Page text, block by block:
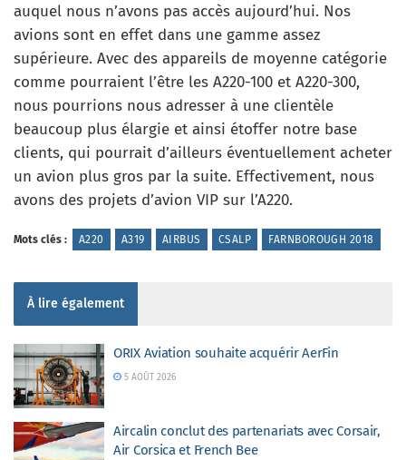
auquel nous n’avons pas accès aujourd’hui. Nos
avions sont en effet dans une gamme assez
supérieure. Avec des appareils de moyenne catégorie
comme pourraient l’être les A220-100 et A220-300,
nous pourrions nous adresser à une clientèle
beaucoup plus élargie et ainsi étoffer notre base
clients, qui pourrait d’ailleurs éventuellement acheter
un avion plus gros par la suite. Effectivement, nous
avons des projets d’avion VIP sur l’A220.
Mots clés : A220 A319 AIRBUS CSALP FARNBOROUGH 2018
À lire également
ORIX Aviation souhaite acquérir AerFin
5 AOÛT 2026
Aircalin conclut des partenariats avec Corsair,
Air Corsica et French Bee